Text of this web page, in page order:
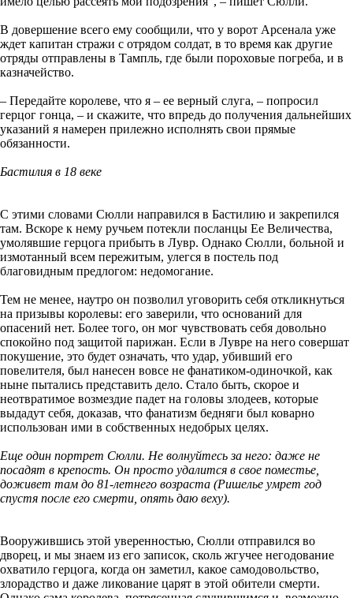
В довершение всего ему сообщили, что у ворот Арсенала уже
ждет капитан стражи с отрядом солдат, в то время как другие
отряды отправлены в Тампль, где были пороховые погреба, и в
казначейство.
– Передайте королеве, что я – ее верный слуга, – попросил
герцог гонца, – и скажите, что впредь до получения дальнейших
указаний я намерен прилежно исполнять свои прямые
обязанности.
Бастилия в 18 веке
С этими словами Сюлли направился в Бастилию и закрепился
там. Вскоре к нему ручьем потекли посланцы Ее Величества,
умолявшие герцога прибыть в Лувр. Однако Сюлли, больной и
измотанный всем пережитым, улегся в постель под
благовидным предлогом: недомогание.
Тем не менее, наутро он позволил уговорить себя откликнуться
на призывы королевы: его заверили, что оснований для
опасений нет. Более того, он мог чувствовать себя довольно
спокойно под защитой парижан. Если в Лувре на него совершат
покушение, это будет означать, что удар, убивший его
повелителя, был нанесен вовсе не фанатиком-одиночкой, как
ныне пытались представить дело. Стало быть, скорое и
неотвратимое возмездие падет на головы злодеев, которые
выдадут себя, доказав, что фанатизм бедняги был коварно
использован ими в собственных недобрых целях.
Еще один портрет Сюлли. Не волнуйтесь за него: даже не
посадят в крепость. Он просто удалится в свое поместье,
доживет там до 81-летнего возраста (Ришелье умрет год
спустя после его смерти, опять даю веху).
Вооружившись этой уверенностью, Сюлли отправился во
дворец, и мы знаем из его записок, сколь жгучее негодование
охватило герцога, когда он заметил, какое самодовольство,
злорадство и даже ликование царят в этой обители смерти.